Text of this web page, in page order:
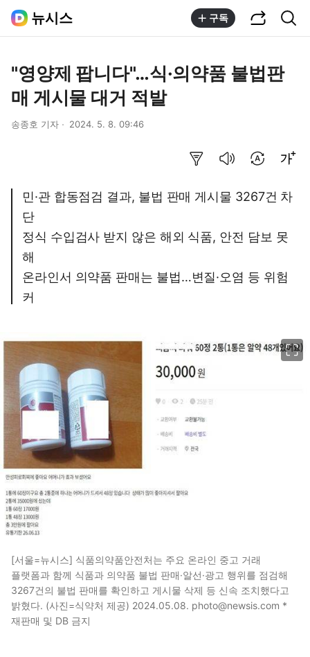
뉴시스 구독
"영양제 팝니다"…식·의약품 불법판
매 게시물 대거 적발
송종호 기자 2024. 5. 8. 09:46
민·관 합동점검 결과, 불법 판매 게시물 3267건 차
단
정식 수입검사 받지 않은 해외 식품, 안전 담보 못
해
온라인서 의약품 판매는 불법…변질·오염 등 위험
커
[서울=뉴시스] 식품의약품안전처는 주요 온라인 중고 거래
플랫폼과 함께 식품과 의약품 불법 판매·알선·광고 행위를 점검해
3267건의 불법 판매를 확인하고 게시물 삭제 등 신속 조치했다고
밝혔다. (사진=식약처 제공) 2024.05.08. photo@newsis.com *
재판매 및 DB 금지